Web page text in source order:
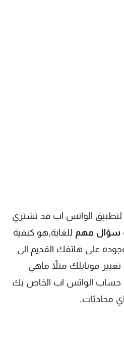
الواتس اب قد تشتري
سؤال مهم للغاية,هو كيفية
على هاتفك القديم الى
موبايلك مثلاً ماهي
حساب الواتس اب الخاص بك
محادثات.